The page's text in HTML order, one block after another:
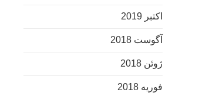
اکتبر 2019
آگوست 2018
ژوئن 2018
فوریه 2018